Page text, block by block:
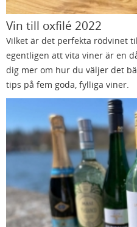
Vin till oxfilé 2022
Vilket är det perfekta rödvinet
egentligen att vita viner är en
dig mer om hur du väljer det
tips på fem goda, fylliga viner.